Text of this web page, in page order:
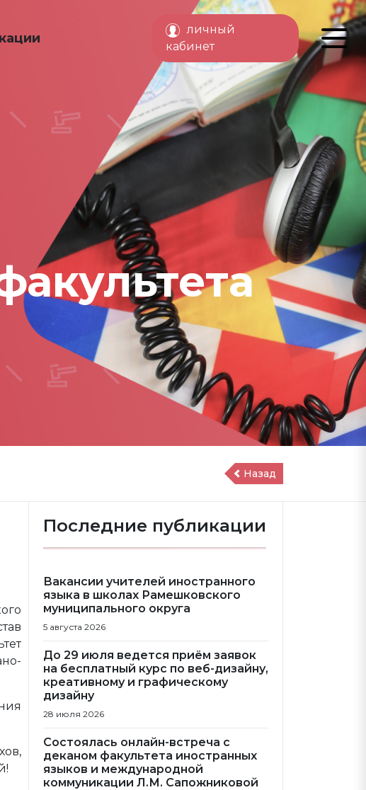
личный
кабинет
Назад
Последние публикации
Вакансии учителей иностранного
языка в школах Рамешковского
муниципального округа
5 августа 2026
До 29 июля ведется приём заявок
на бесплатный курс по веб-дизайну,
креативному и графическому
дизайну
28 июля 2026
Состоялась онлайн-встреча с
деканом факультета иностранных
языков и международной
коммуникации Л.М. Сапожниковой